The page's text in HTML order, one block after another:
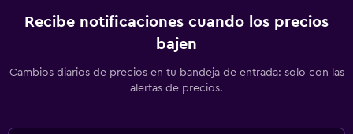
Recibe notificaciones cuando los precios
bajen
Cambios diarios de precios en tu bandeja de entrada: solo con las
alertas de precios.